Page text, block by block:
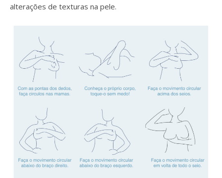
alterações de texturas na pele.